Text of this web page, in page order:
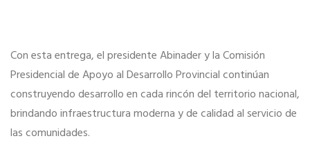
Con esta entrega, el presidente Abinader y la Comisión
Presidencial de Apoyo al Desarrollo Provincial continúan
construyendo desarrollo en cada rincón del territorio nacional,
brindando infraestructura moderna y de calidad al servicio de
las comunidades.